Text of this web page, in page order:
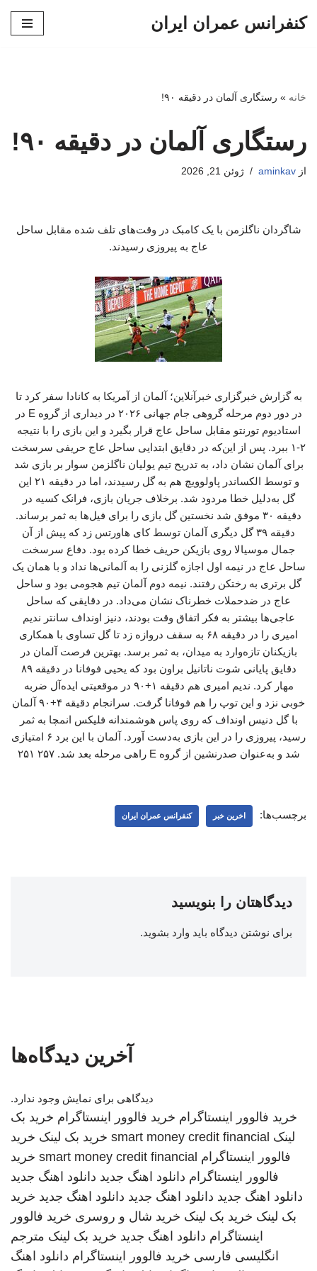
کنفرانس عمران ایران
خانه » رستگاری آلمان در دقیقه ۹۰!
رستگاری آلمان در دقیقه ۹۰!
از aminkav ژوئن 21, 2026
شاگردان ناگلزمن با یک کامبک در وقت‌های تلف شده مقابل ساحل
عاج به پیروزی رسیدند.
به گزارش خبرگزاری خبرآنلاین؛ آلمان از آمریکا به کانادا سفر کرد تا
در دور دوم مرحله گروهی جام جهانی ۲۰۲۶ در دیداری از گروه E در
استادیوم تورنتو مقابل ساحل عاج قرار بگیرد و این بازی را با نتیجه
۲-۱ ببرد. پس از این‌که در دقایق ابتدایی ساحل عاج حریفی سرسخت
برای آلمان نشان داد، به تدریح تیم یولیان ناگلزمن سوار بر بازی شد
و توسط الکساندر پاولوویچ هم به گل رسیدند، اما در دقیقه ۲۱ این
گل به‌دلیل خطا مردود شد. برخلاف جریان بازی، فرانک کسیه در
دقیقه ۳۰ موفق شد نخستین گل بازی را برای فیل‌ها به ثمر برساند.
دقیقه ۳۹ گل دیگری آلمان توسط کای هاورتس زد که پیش از آن
جمال موسیالا روی بازیکن حریف خطا کرده بود. دفاع سرسخت
ساحل عاج در نیمه اول اجازه گلزنی را به آلمانی‌ها نداد و با همان یک
گل برتری به رختکن رفتند. نیمه دوم آلمان تیم هجومی بود و ساحل
عاج در ضدحملات خطرناک نشان می‌داد. در دقایقی که ساحل
عاجی‌ها بیشتر به فکر اتفاق وقت بودند، دنیز اونداف سانتر ندیم
امیری را در دقیقه ۶۸ به سقف دروازه زد تا گل تساوی با همکاری
بازیکنان تازه‌وارد به میدان، به ثمر برسد. بهترین فرصت آلمان در
دقایق پایانی شوت ناتانیل براون بود که یحیی فوفانا در دقیقه ۸۹
مهار کرد. ندیم امیری هم دقیقه ۱+۹۰ در موقعیتی ایده‌آل ضربه
خوبی نزد و این توپ را هم فوفانا گرفت. سرانجام دقیقه ۴+۹۰ آلمان
با گل دنیس اونداف که روی پاس هوشمندانه فلیکس انمچا به ثمر
رسید، پیروزی را در این بازی به‌دست آورد. آلمان با این برد ۶ امتیازی
شد و به‌عنوان صدرنشین از گروه E راهی مرحله بعد شد. ۲۵۷ ۲۵۱
برچسب‌ها: اخرین خبر کنفرانس عمران ایران
دیدگاهتان را بنویسید
برای نوشتن دیدگاه باید وارد بشوید.
آخرین دیدگاه‌ها
دیدگاهی برای نمایش وجود ندارد.
خرید فالوور اینستاگرام خرید فالوور اینستاگرام خرید بک
لینک smart money credit financial خرید بک لینک خرید
فالوور اینستاگرام smart money credit financial خرید
فالوور اینستاگرام دانلود اهنگ جدید دانلود اهنگ جدید
دانلود اهنگ جدید دانلود اهنگ جدید دانلود اهنگ جدید خرید
بک لینک خرید بک لینک خرید شال و روسری خرید فالوور
اینستاگرام دانلود اهنگ جدید خرید بک لینک مترجم
انگلیسی فارسی خرید فالوور اینستاگرام دانلود اهنگ